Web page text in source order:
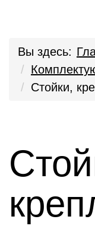
Вы здесь:
Стойки,